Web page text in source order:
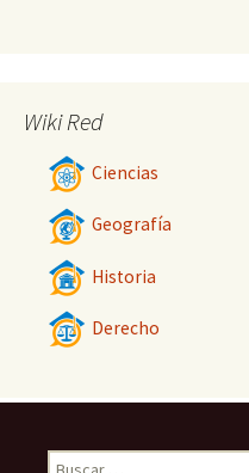
Wiki Red
Ciencias
Geografía
Historia
Derecho
Buscar: